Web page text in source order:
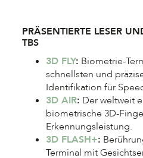
PRÄSENTIERTE LESER
TBS
3D FLY: Biometrie-
schnellsten und
Identifikation für
3D AIR: Der weltweit
biometrische 3D-
Erkennungsleistung.
3D FLASH+:
Terminal mit